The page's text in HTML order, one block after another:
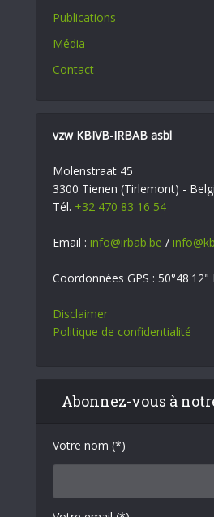
Publications
Média
Contact
vzw KBIVB-IRBAB asbl
Molenstraat 45
3300 Tienen (Tirlemont) -
Tél. +32 470 83 16 54
Email : info@irbab.be /
Coordonnées GPS : 50°48'12"
Disclaimer
Politique de confidentialité
Abonnez-vous à
Votre nom (*)